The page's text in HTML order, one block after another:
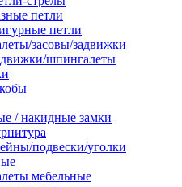
петли
петли
засовы/задвижки
шпингалеты
/ накидные замки
подвески/уголки
мебельные